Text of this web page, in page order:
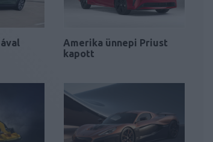
Amerika ünnepi Priust
kapott